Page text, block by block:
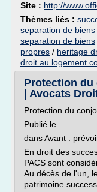
Site : http://
Thèmes liés :
separation de biens
separation de biens
propres / heritage
droit au logement
Protection
| Avocats
Protection du
Publié le
dans Avant :
En droit des
PACS sont
Au décès de l'un,
patrimoine